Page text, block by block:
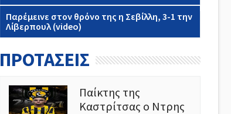
Παρέμεινε στον θρόνο της η Σεβίλλη, 3-1 την
Λίβερπουλ (video)
ΠΡΟΤΑΣΕΙΣ
Παίκτης της
Καστρίτσας ο Ντρης